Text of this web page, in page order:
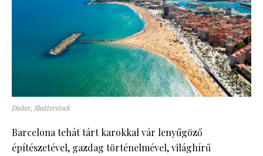
Dishev, Shutterstock
Barcelona tehát tárt karokkal vár lenyűgöző
építészetével, gazdag történelmével, világhírű